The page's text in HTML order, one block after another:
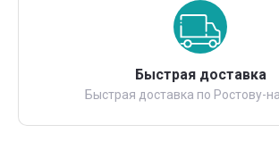
Быстрая доставка
Быстрая доставка по Ростову-